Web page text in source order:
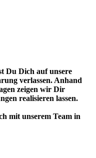
Du Dich auf unsere
verlassen. Anhand
zeigen wir Dir
realisieren lassen.
mit unserem Team in